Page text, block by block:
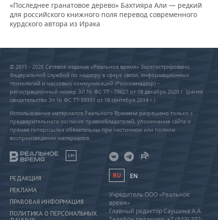
«Последнее гранатовое дерево» Бахтияра Али — редкий
для российского книжного поля перевод современного
курдского автора из Ирака
© 2015 - 2026 Сетевое издание «Реальное время» Зарегистрировано
Федеральной службой по надзору в сфере связи, информационных
технологий и массовых коммуникаций (Роскомнадзор) –
регистрационный номер ЭЛ № ФС 77 - 79627 от 18 декабря 2020 г. (ранее
свидетельство Эл № ФС 77-59331 от 18 сентября 2014 г.)
Использование материалов Реального Времени разрешено только с
предварительного согласия правообладателей, упоминание сайта и
прямая гиперссылка обязательны при частичном или полном
воспроизведении материалов.
18+
РЕДАКЦИЯ
РЕКЛАМА
ПРАВОВАЯ ИНФОРМАЦИЯ
ПОЛИТИКА О ПЕРСОНАЛЬНЫХ
RU EN
Учредитель ООО «Реальное
время»
Главный редактор Саушина А.А.